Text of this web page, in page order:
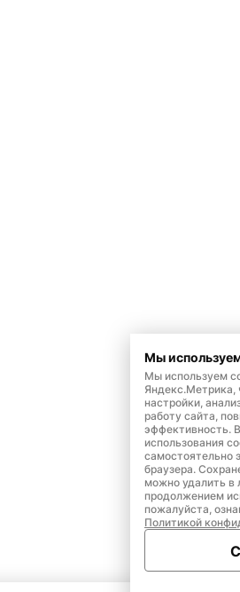
Мы
Мы используем
Яндекс.Метрика,
настройки,
работу сайта,
эффективность.
использования
самостоятельно
браузера.
можно удалить в
продолжением
пожалуйста,
Политикой